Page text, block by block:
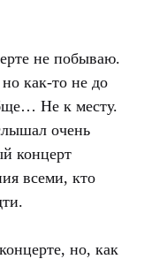
не побываю.
как-то не до
Не к месту.
очень
концерт
всеми, кто
но, как